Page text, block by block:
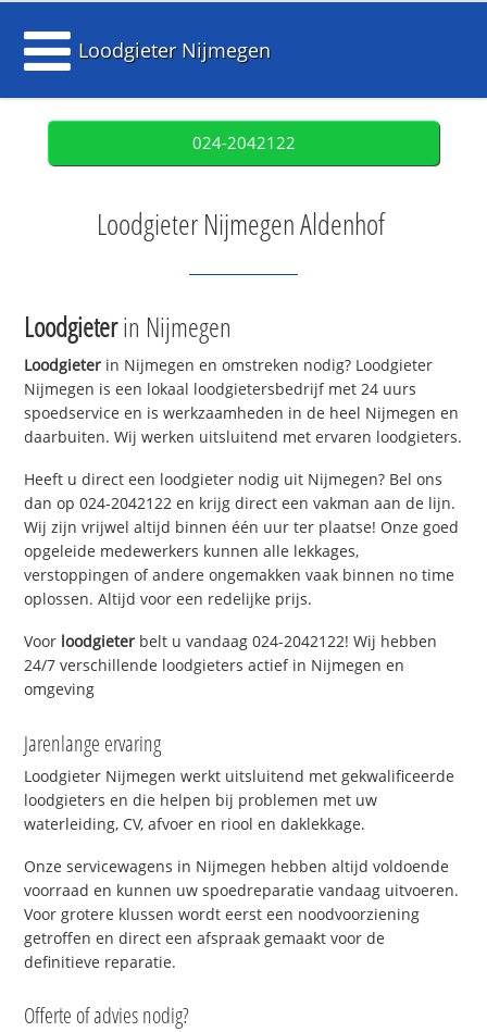
Loodgieter Nijmegen
024-2042122
Loodgieter Nijmegen Aldenhof
Loodgieterin Nijmegen
Loodgieter in Nijmegen en omstreken nodig? Loodgieter
Nijmegen is een lokaal loodgietersbedrijf met 24 uurs
spoedservice en is werkzaamheden in de heel Nijmegen en
daarbuiten. Wij werken uitsluitend met ervaren loodgieters.
Heeft u direct een loodgieter nodig uit Nijmegen? Bel ons
dan op 024-2042122 en krijg direct een vakman aan de lijn.
Wij zijn vrijwel altijd binnen één uur ter plaatse! Onze goed
opgeleide medewerkers kunnen alle lekkages,
verstoppingen of andere ongemakken vaak binnen no time
oplossen. Altijd voor een redelijke prijs.
Voor loodgieter belt u vandaag 024-2042122! Wij hebben
24/7 verschillende loodgieters actief in Nijmegen en
omgeving
Jarenlange ervaring
Loodgieter Nijmegen werkt uitsluitend met gekwalificeerde
loodgieters en die helpen bij problemen met uw
waterleiding, CV, afvoer en riool en daklekkage.
Onze servicewagens in Nijmegen hebben altijd voldoende
voorraad en kunnen uw spoedreparatie vandaag uitvoeren.
Voor grotere klussen wordt eerst een noodvoorziening
getroffen en direct een afspraak gemaakt voor de
definitieve reparatie.
Offerte of advies nodig?